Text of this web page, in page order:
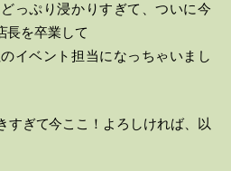
っぷり浸かりすぎて、ついに今
長を卒業して
イベント担当になっちゃいまし
すぎて今ここ！よろしければ、以